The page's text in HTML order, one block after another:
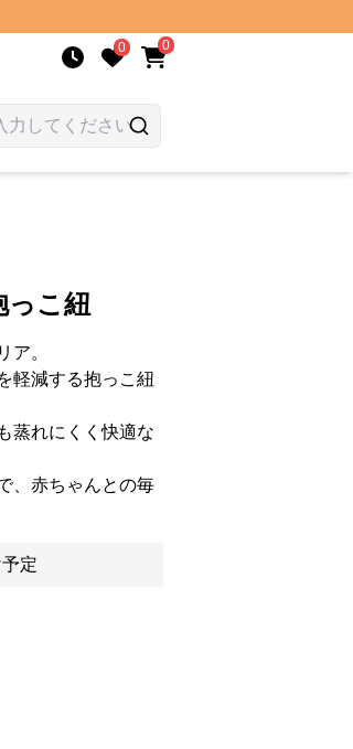
0 0
っこ紐
ア。
軽減する抱っこ紐
蒸れにくく快適な
、赤ちゃんとの毎
定